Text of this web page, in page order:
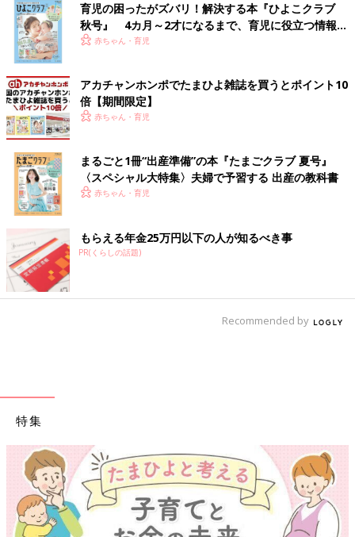
育児の困ったがズバリ！解決する本『ひよこクラブ
秋号』 4カ月～2才になるまで、育児に役立つ情報が
いっぱい！
赤ちゃん・育児
アカチャンホンポでたまひよ雑誌を買うとポイント10
倍【期間限定】
赤ちゃん・育児
まるごと1冊“出産準備”の本『たまごクラブ 夏号』
〈スペシャル大特集〉夫婦で予習する 出産の教科書
赤ちゃん・育児
もらえる年金25万円以下の人が知るべき事
PR(くらしの話題)
Recommended by
特集
【ワクチン接種できるものも】妊婦の感染症対策、知っておいて